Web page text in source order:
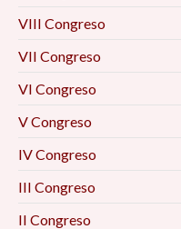
VIII Congreso
VII Congreso
VI Congreso
V Congreso
IV Congreso
III Congreso
II Congreso